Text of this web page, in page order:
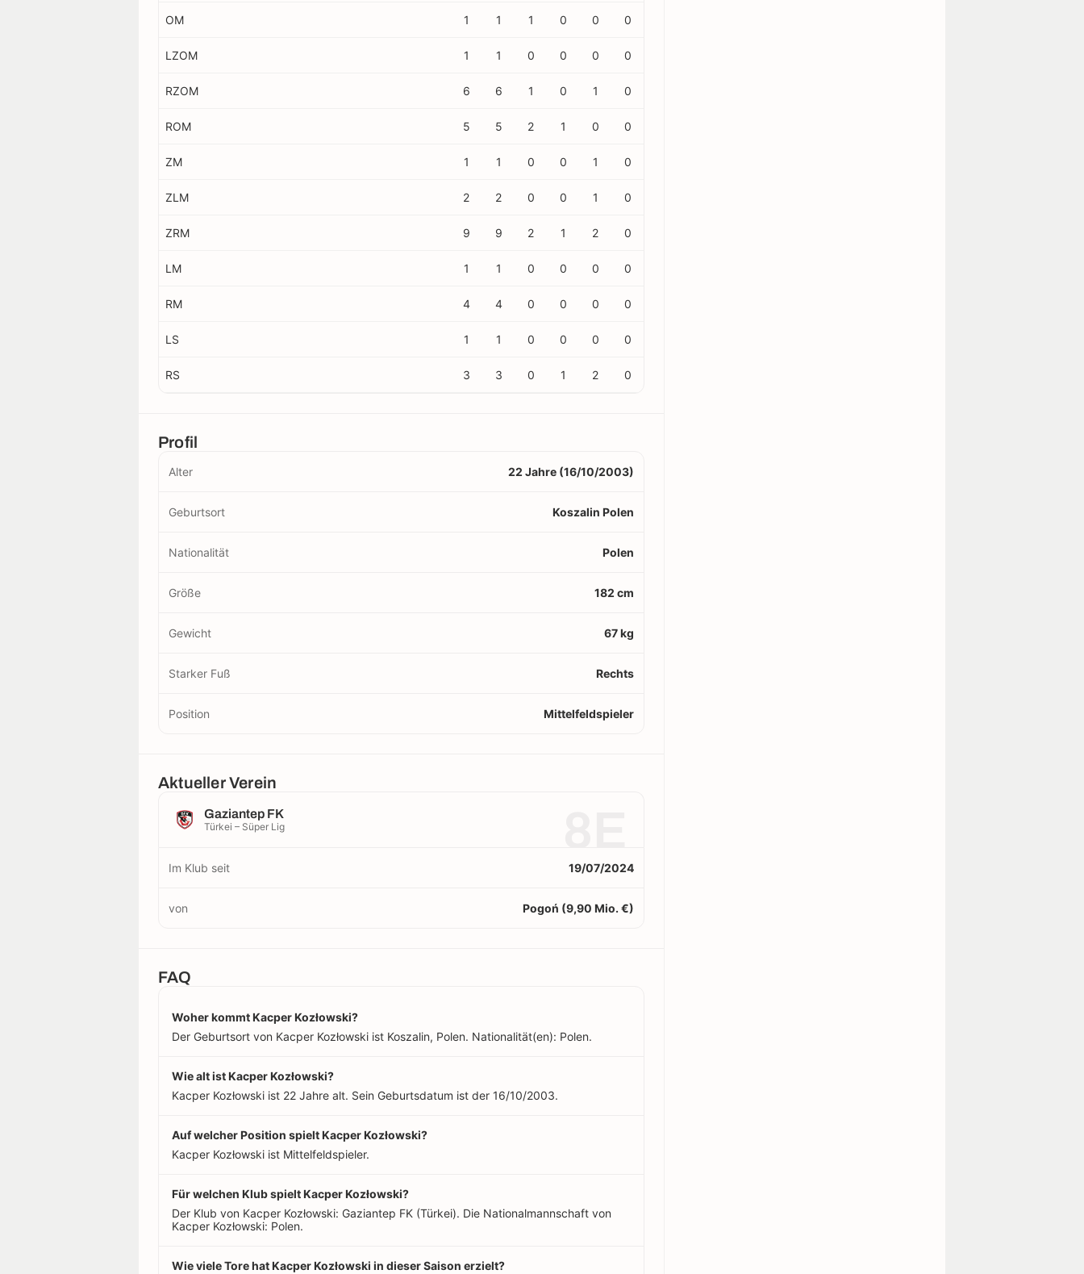
OM 1 1 1 0 0 0
LZOM 1 1 0 0 0 0
RZOM 6 6 1 0 1 0
ROM 5 5 2 1 0 0
ZM 1 1 0 0 1 0
ZLM 2 2 0 0 1 0
ZRM 9 9 2 1 2 0
LM 1 1 0 0 0 0
RM 4 4 0 0 0 0
LS 1 1 0 0 0 0
RS 3 3 0 1 2 0
Profil
Alter 22 Jahre (16/10/2003)
Geburtsort Koszalin Polen
Nationalität Polen
Größe 182 cm
Gewicht 67 kg
Starker Fuß Rechts
Position Mittelfeldspieler
Aktueller Verein
Gaziantep FK
Türkei – Süper Lig
Im Klub seit 19/07/2024
von Pogoń (9,90 Mio. €)
FAQ
Woher kommt Kacper Kozłowski?
Der Geburtsort von Kacper Kozłowski ist Koszalin, Polen. Nationalität(en): Polen.
Wie alt ist Kacper Kozłowski?
Kacper Kozłowski ist 22 Jahre alt. Sein Geburtsdatum ist der 16/10/2003.
Auf welcher Position spielt Kacper Kozłowski?
Kacper Kozłowski ist Mittelfeldspieler.
Für welchen Klub spielt Kacper Kozłowski?
Der Klub von Kacper Kozłowski: Gaziantep FK (Türkei). Die Nationalmannschaft von
Kacper Kozłowski: Polen.
Wie viele Tore hat Kacper Kozłowski in dieser Saison erzielt?